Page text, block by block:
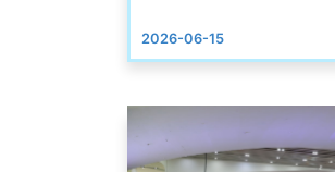
2026-06-15